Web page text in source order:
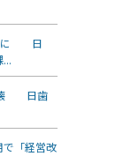
人に 日
壊 日歯
で「経営改